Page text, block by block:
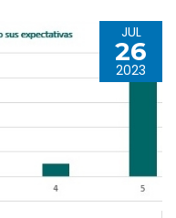
JUL
26
2023